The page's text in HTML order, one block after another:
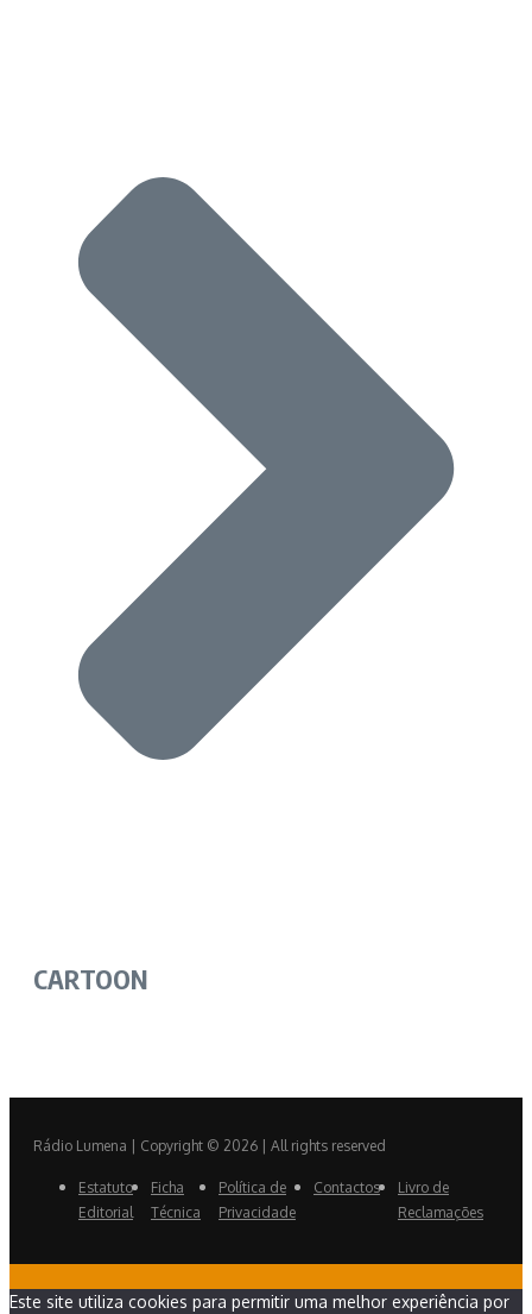
CARTOON
Rádio Lumena | Copyright © 2026 | All rights reserved
Estatuto
Editorial
Ficha
Técnica
Política de
Privacidade
Contactos
Livro de
Reclamações
Este site utiliza cookies para permitir uma melhor experiência por